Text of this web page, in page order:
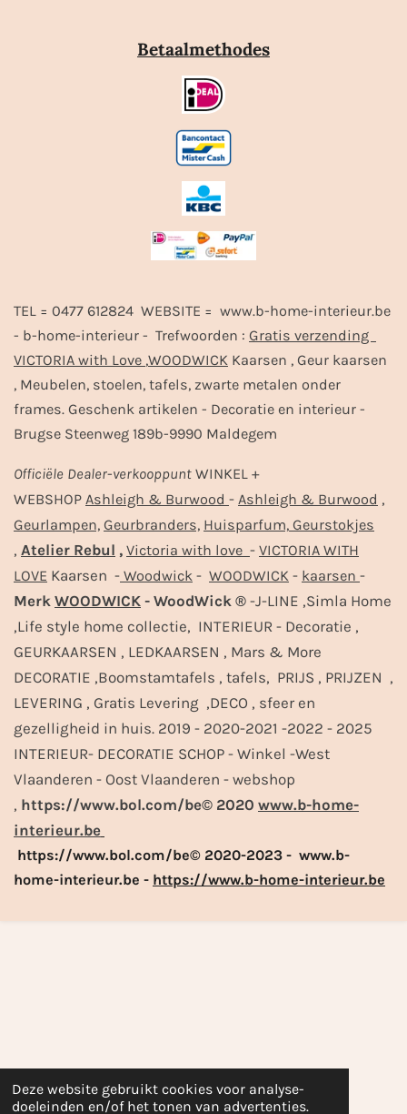
Deze website gebruikt cookies voor analyse-
doeleinden en/of het tonen van advertenties.
Betaalmethodes
TEL = 0477 612824 WEBSITE = www.b-home-interieur.be
- b-home-interieur - Trefwoorden : Gratis verzending
VICTORIA with Love ,WOODWICK Kaarsen , Geur kaarsen
, Meubelen, stoelen, tafels, zwarte metalen onder
frames. Geschenk artikelen - Decoratie en interieur -
Brugse Steenweg 189b-9990 Maldegem
Officiële Dealer-verkooppunt WINKEL +
WEBSHOP Ashleigh & Burwood - Ashleigh & Burwood ,
Geurlampen, Geurbranders, Huisparfum, Geurstokjes
, Atelier Rebul , Victoria with love - VICTORIA WITH
LOVE Kaarsen - Woodwick - WOODWICK - kaarsen -
Merk WOODWICK - WoodWick ® -J-LINE ,Simla Home
,Life style home collectie, INTERIEUR - Decoratie ,
GEURKAARSEN , LEDKAARSEN , Mars & More
DECORATIE ,Boomstamtafels , tafels, PRIJS , PRIJZEN ,
LEVERING , Gratis Levering ,DECO , sfeer en
gezelligheid in huis. 2019 - 2020-2021 -2022 - 2025
INTERIEUR- DECORATIE SCHOP - Winkel -West
Vlaanderen - Oost Vlaanderen - webshop
, https://www.bol.com/be© 2020 www.b-home-
interieur.be
https://www.bol.com/be© 2020-2023 - www.b-
home-interieur.be - https://www.b-home-interieur.be